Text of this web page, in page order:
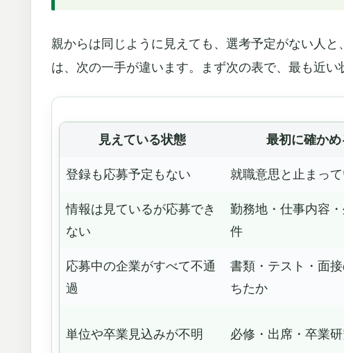
親からは同じように見えても、選考予定がない人
は、次の一手が違います。まず次の表で、最も近い
見えている状態 最初に確かめ
登録も応募予定もない 就職意思と止まっ
情報は見ているが応募でき
ない
勤務地・仕事内容
件
応募中の企業がすべて不通
過
書類・テスト・面
ちたか
単位や卒業見込みが不明 必修・出席・卒業